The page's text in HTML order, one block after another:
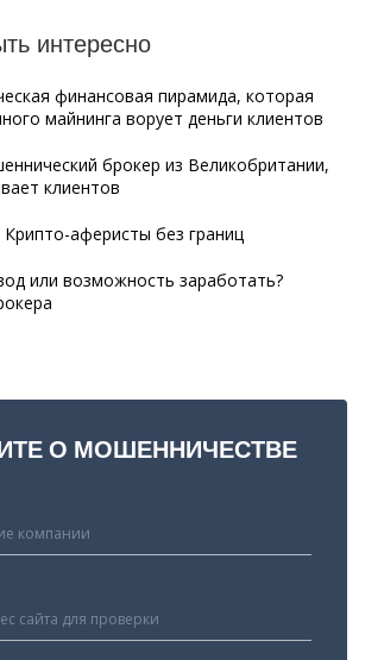
интересно
финансовая пирамида, которая
майнинга ворует деньги клиентов
брокер из Великобритании,
клиентов
Крипто-аферисты без границ
или возможность заработать?
О МОШЕННИЧЕСТВЕ